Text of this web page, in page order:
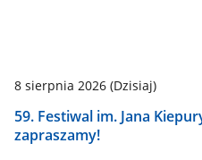
8 sierpnia 2026(Dzisiaj)
59. Festiwal im. Jana
zapraszamy!